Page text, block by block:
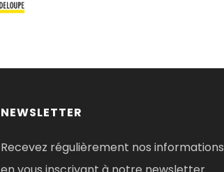
NEWSLETTER
Recevez régulièrement nos informations